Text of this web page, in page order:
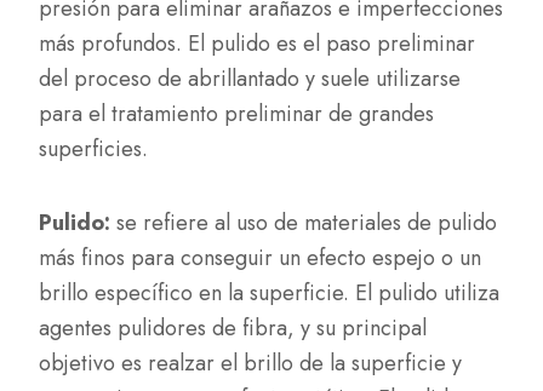
presión para eliminar arañazos e imperfecciones
más profundos. El pulido es el paso preliminar
del proceso de abrillantado y suele utilizarse
para el tratamiento preliminar de grandes
superficies.
Pulido:se refiere al uso de materiales de pulido
más finos para conseguir un efecto espejo o un
brillo específico en la superficie. El pulido utiliza
agentes pulidores de fibra, y su principal
objetivo es realzar el brillo de la superficie y